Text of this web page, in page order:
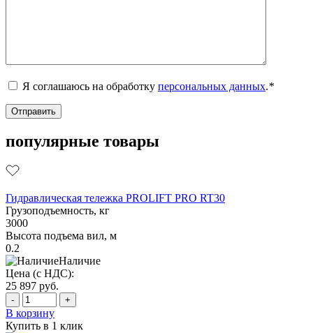
Я соглашаюсь на обработку персональных данных.*
популярные товары
Гидравлическая тележка PROLIFT PRO RT30
Грузоподъемность, кг
3000
Высота подъема вил, м
0.2
Наличие
Цена (с НДС):
25 897 руб.
- +
В корзину
Купить в 1 клик